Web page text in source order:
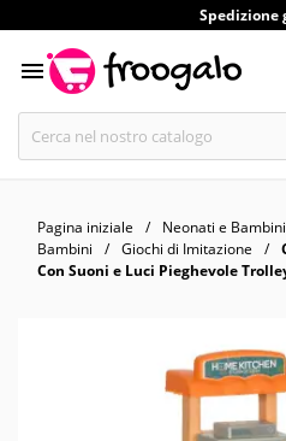
Spedizione

Pagina iniziale Neonati e Bambini
Bambini
Giochi di Imitazione
Con Suoni e Luci Pieghevole